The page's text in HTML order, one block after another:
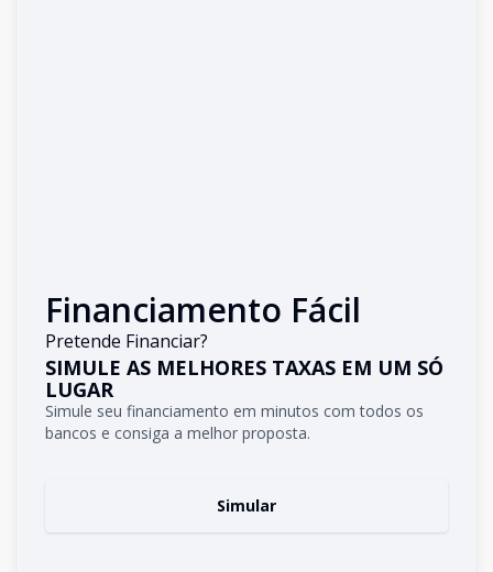
Financiamento Fácil
Pretende Financiar?
SIMULE AS MELHORES TAXAS EM UM SÓ
LUGAR
Simule seu financiamento em minutos com todos os
bancos e consiga a melhor proposta.
Simular